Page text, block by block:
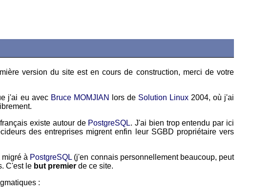
version du site est en cours de construction, merci de votre
j'ai eu avec Bruce MOMJIAN lors de Solution Linux2004, où j'ai
existe autour de PostgreSQL. J'ai bien trop entendu par ici
des entreprises migrent enfin leur SGBD propriétaire vers
migré à PostgreSQL(j'en connais personnellement beaucoup, peut
C'est le but premier de ce site.
: